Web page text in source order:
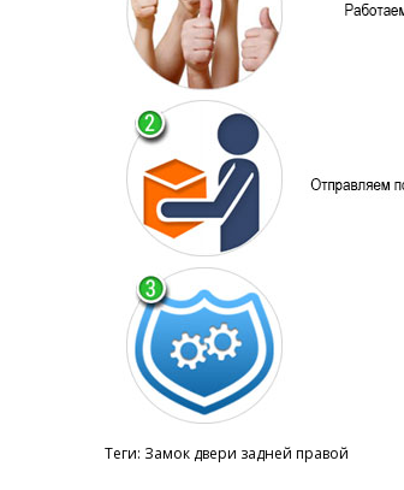
Теги: Замок двери задней правой